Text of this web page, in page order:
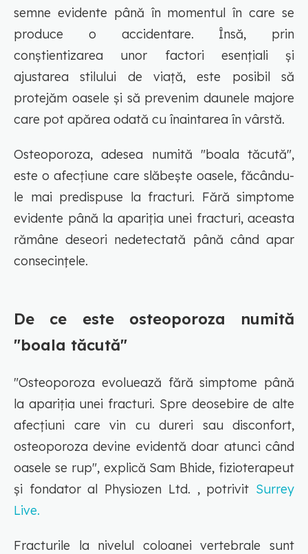
semne evidente până în momentul în care se
produce o accidentare. Însă, prin
conștientizarea unor factori esențiali și
ajustarea stilului de viață, este posibil să
protejăm oasele și să prevenim daunele majore
care pot apărea odată cu înaintarea în vârstă.
Osteoporoza, adesea numită "boala tăcută",
este o afecțiune care slăbește oasele, făcându-
le mai predispuse la fracturi. Fără simptome
evidente până la apariția unei fracturi, aceasta
rămâne deseori nedetectată până când apar
consecințele.
De ce este osteoporoza numită
"boala tăcută"
"Osteoporoza evoluează fără simptome până
la apariția unei fracturi. Spre deosebire de alte
afecțiuni care vin cu dureri sau disconfort,
osteoporoza devine evidentă doar atunci când
oasele se rup", explică Sam Bhide, fizioterapeut
și fondator al Physiozen Ltd. , potrivit Surrey
Live.
Fracturile la nivelul coloanei vertebrale sunt